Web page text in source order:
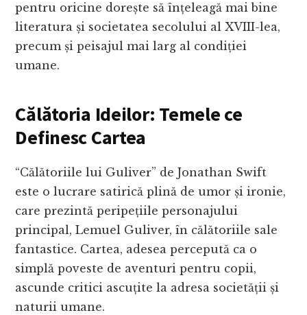
pentru oricine dorește să înțeleagă mai bine
literatura și societatea secolului al XVIII-lea,
precum și peisajul mai larg al condiției
umane.
Călătoria Ideilor: Temele ce
Definesc Cartea
“Călătoriile lui Guliver” de Jonathan Swift
este o lucrare satirică plină de umor și ironie,
care prezintă peripețiile personajului
principal, Lemuel Guliver, în călătoriile sale
fantastice. Cartea, adesea percepută ca o
simplă poveste de aventuri pentru copii,
ascunde critici ascuțite la adresa societății și
naturii umane.